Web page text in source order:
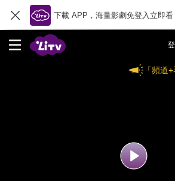
下載 APP，海量影劇免登入立即看
「頻道